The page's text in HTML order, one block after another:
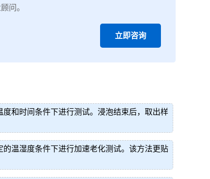
问。
立即咨询
和时间条件下进行测试。浸泡结束后，取出样
温湿度条件下进行加速老化测试。该方法更贴